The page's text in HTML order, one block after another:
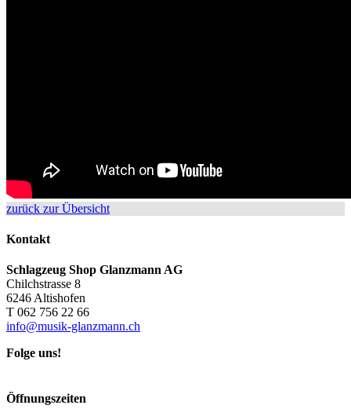
zurück zur Übersicht
Kontakt
Schlagzeug Shop Glanzmann AG
Chilchstrasse 8
6246 Altishofen
T 062 756 22 66
info@musik-glanzmann.ch
Folge uns!
Öffnungszeiten